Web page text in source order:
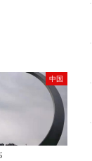
中国